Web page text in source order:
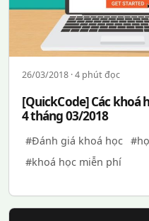
26/03/2018 · 4 phút đọc
[QuickCode] Các
4 tháng 03/2018
#Đánh giá khoá học
#khoá học miễn phí